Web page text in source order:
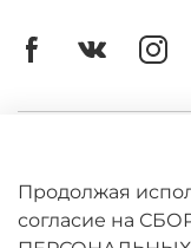
Оферта
Политика
Продолжая
согласие на